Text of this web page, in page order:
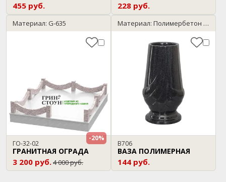
455 руб. 228 руб.
Материал: G-635
ГО-32-02
ГРАНИТНАЯ ОГРАДА
3 200 руб.4 000 руб.
-20%
Материал: Полимербетон / темный гранит
В706
ВАЗА ПОЛИМЕРНАЯ
144 руб.